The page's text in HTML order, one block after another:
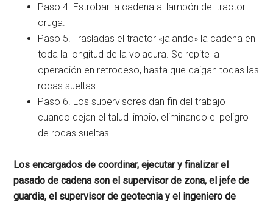
Paso 4. Estrobar la cadena al lampón del tractor
oruga.
Paso 5. Trasladas el tractor «jalando» la cadena en
toda la longitud de la voladura. Se repite la
operación en retroceso, hasta que caigan todas las
rocas sueltas.
Paso 6. Los supervisores dan fin del trabajo
cuando dejan el talud limpio, eliminando el peligro
de rocas sueltas.
Los encargados de coordinar, ejecutar y finalizar el
pasado de cadena son el supervisor de zona, el jefe de
guardia, el supervisor de geotecnia y el ingeniero de